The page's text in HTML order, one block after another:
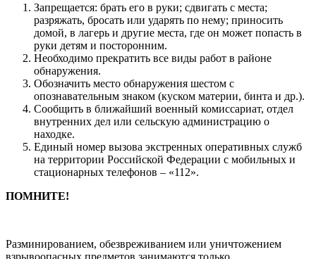
Запрещается: брать его в руки; сдвигать с места;
разряжать, бросать или ударять по нему; приносить
домой, в лагерь и другие места, где он может попасть в
руки детям и посторонним.
Необходимо прекратить все виды работ в районе
обнаружения.
Обозначить место обнаружения шестом с
опознавательным знаком (куском материи, бинта и др.).
Сообщить в ближайший военный комиссариат, отдел
внутренних дел или сельскую администрацию о
находке.
Единый номер вызова экстренных оперативных служб
на территории Российской Федерации с мобильных и
стационарных телефонов – «112».
ПОМНИТЕ!
Разминированием, обезвреживанием или уничтожением
взрывоопасных предметов занимаются только